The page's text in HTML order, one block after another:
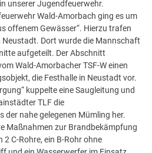
unserer Jugendfeuerwehr.
Wald-Amorbach ging es um
offenem Gewässer“. Hierzu trafen
Dort wurde die Mannschaft
aufgeteilt. Der Abschnitt
Wald-Amorbacher TSF-W einen
die Festhalle in Neustadt vor.
kuppelte eine Saugleitung und
TLF die
nahe gelegenen Mümling her.
Maßnahmen zur Brandbekämpfung
C-Rohre, ein B-Rohr ohne